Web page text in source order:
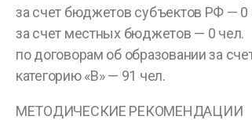
за счет бюджетов субъектов РФ — 0
за счет местных бюджетов — 0 чел.
по договорам об образовании за
категорию «В» — 91 чел.
МЕТОДИЧЕСКИЕ РЕКОМЕНДАЦИИ